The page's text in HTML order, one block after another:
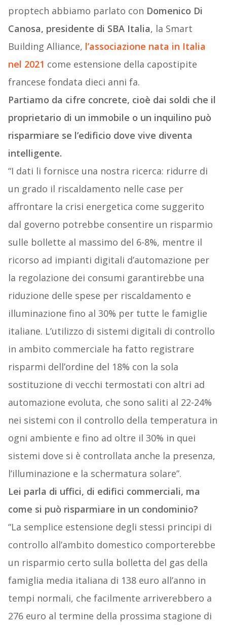
proptech abbiamo parlato con Domenico Di
Canosa, presidente di SBA Italia, la Smart
Building Alliance, l’associazione nata in Italia
nel 2021 come estensione della capostipite
francese fondata dieci anni fa.
Partiamo da cifre concrete, cioè dai soldi che il
proprietario di un immobile o un inquilino può
risparmiare se l’edificio dove vive diventa
intelligente.
“I dati li fornisce una nostra ricerca: ridurre di
un grado il riscaldamento nelle case per
affrontare la crisi energetica come suggerito
dal governo potrebbe consentire un risparmio
sulle bollette al massimo del 6-8%, mentre il
ricorso ad impianti digitali d’automazione per
la regolazione dei consumi garantirebbe una
riduzione delle spese per riscaldamento e
illuminazione fino al 30% per tutte le famiglie
italiane. L’utilizzo di sistemi digitali di controllo
in ambito commerciale ha fatto registrare
risparmi dell’ordine del 18% con la sola
sostituzione di vecchi termostati con altri ad
automazione evoluta, che sono saliti al 22-24%
nei sistemi con il controllo della temperatura in
ogni ambiente e fino ad oltre il 30% in quei
sistemi dove si è controllata anche la presenza,
l’illuminazione e la schermatura solare”.
Lei parla di uffici, di edifici commerciali, ma
come si può risparmiare in un condominio?
“La semplice estensione degli stessi principi di
controllo all’ambito domestico comporterebbe
un risparmio certo sulla bolletta del gas della
famiglia media italiana di 138 euro all’anno in
tempi normali, che facilmente arriverebbero a
276 euro al termine della prossima stagione di